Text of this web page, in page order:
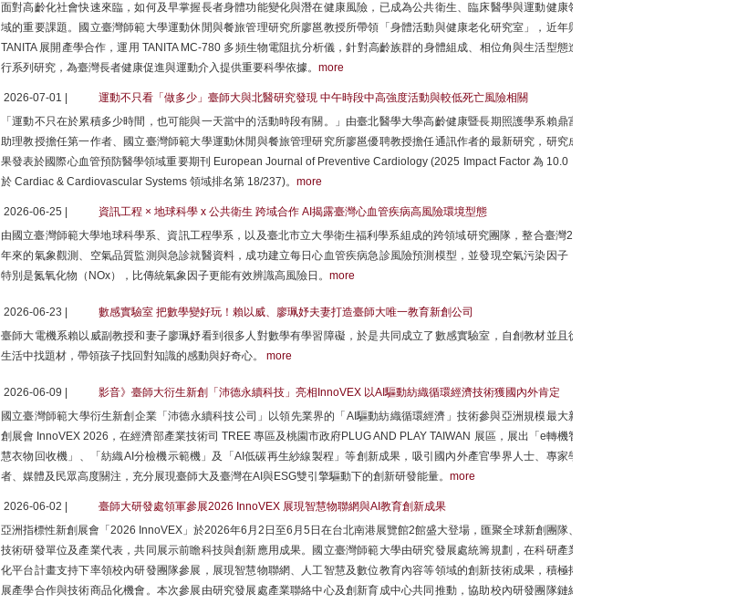
面對高齡化社會快速來臨，如何及早掌握長者身體功能變化與潛在健康風險，已成為公共衛生、臨床醫學與運動健康領
域的重要課題。國立臺灣師範大學運動休閒與餐旅管理研究所廖邕教授所帶領「身體活動與健康老化研究室」，近年與
TANITA 展開產學合作，運用 TANITA MC-780 多頻生物電阻抗分析儀，針對高齡族群的身體組成、相位角與生活型態進
行系列研究，為臺灣長者健康促進與運動介入提供重要科學依據。 more
2026-07-01 |
運動不只看「做多少」臺師大與北醫研究發現 中午時段中高強度活動與較低死亡風險相關
「運動不只在於累積多少時間，也可能與一天當中的活動時段有關。」由臺北醫學大學高齡健康暨長期照護學系賴鼎富
助理教授擔任第一作者、國立臺灣師範大學運動休閒與餐旅管理研究所廖邕優聘教授擔任通訊作者的最新研究，研究成
果發表於國際心血管預防醫學領域重要期刊 European Journal of Preventive Cardiology (2025 Impact Factor 為 10.0，
於 Cardiac & Cardiovascular Systems 領域排名第 18/237)。 more
2026-06-25 |
資訊工程 × 地球科學 x 公共衛生 跨域合作 AI揭露臺灣心血管疾病高風險環境型態
由國立臺灣師範大學地球科學系、資訊工程學系，以及臺北市立大學衛生福利學系組成的跨領域研究團隊，整合臺灣23
年來的氣象觀測、空氣品質監測與急診就醫資料，成功建立每日心血管疾病急診風險預測模型，並發現空氣污染因子，
特別是氮氧化物（NOx），比傳統氣象因子更能有效辨識高風險日。 more
2026-06-23 |
數感實驗室 把數學變好玩！賴以威、廖珮妤夫妻打造臺師大唯一教育新創公司
臺師大電機系賴以威副教授和妻子廖珮妤看到很多人對數學有學習障礙，於是共同成立了數感實驗室，自創教材並且從
生活中找題材，帶領孩子找回對知識的感動與好奇心。 more
2026-06-09 |
影音》臺師大衍生新創「沛德永續科技」亮相InnoVEX 以AI驅動紡織循環經濟技術獲國內外肯定
國立臺灣師範大學衍生新創企業「沛德永續科技公司」以領先業界的「AI驅動紡織循環經濟」技術參與亞洲規模最大新
創展會 InnoVEX 2026，在經濟部產業技術司 TREE 專區及桃園市政府PLUG AND PLAY TAIWAN 展區，展出「e轉機智
慧衣物回收機」、「紡織AI分檢機示範機」及「AI低碳再生紗線製程」等創新成果，吸引國內外產官學界人士、專家學
者、媒體及民眾高度關注，充分展現臺師大及臺灣在AI與ESG雙引擎驅動下的創新研發能量。 more
2026-06-02 |
臺師大研發處領軍參展2026 InnoVEX 展現智慧物聯網與AI教育創新成果
亞洲指標性新創展會「2026 InnoVEX」於2026年6月2日至6月5日在台北南港展覽館2館盛大登場，匯聚全球新創團隊、
技術研發單位及產業代表，共同展示前瞻科技與創新應用成果。國立臺灣師範大學由研究發展處統籌規劃，在科研產業
化平台計畫支持下率領校內研發團隊參展，展現智慧物聯網、人工智慧及數位教育內容等領域的創新技術成果，積極拓
展產學合作與技術商品化機會。本次參展由研究發展處產業聯絡中心及創新育成中心共同推動，協助校內研發團隊鏈結